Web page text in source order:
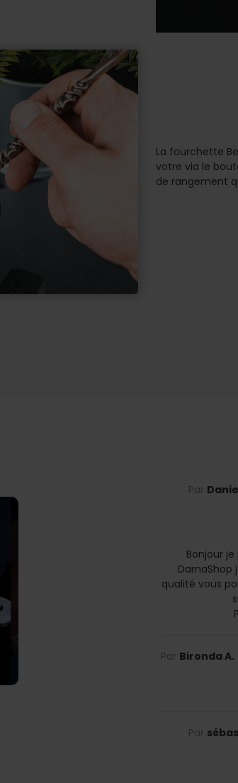
La fourchette
votre via le
de rangement
Par
Bonjour
DarnaShop
qualité vous
Par Bironda A.
Par